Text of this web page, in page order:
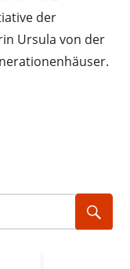
der
Ursula von der